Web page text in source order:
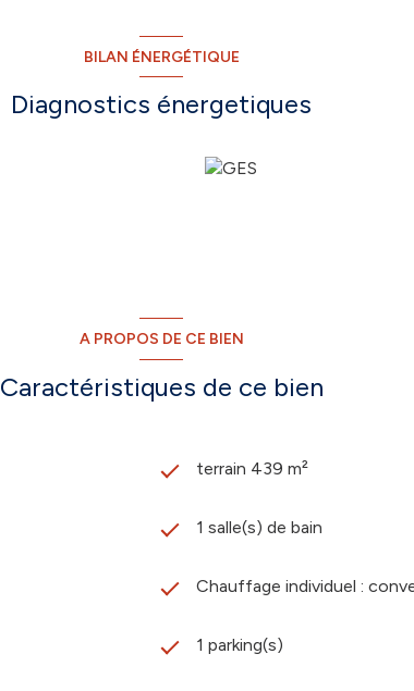
BILAN ÉNERGÉTIQUE
Diagnostics énergetiques
A PROPOS DE CE BIEN
Caractéristiques de ce bien
terrain 439 m²
1 salle(s) de bain
Chauffage individuel :
1 parking(s)